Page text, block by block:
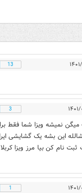
13
3
نمیشه ویزا شما فقط
این بشه یک گشایشی
نام کن بیا مرز ویزا
1